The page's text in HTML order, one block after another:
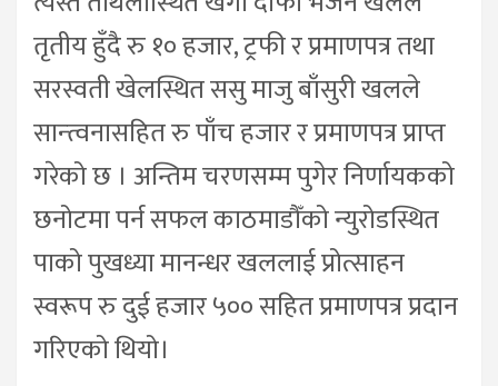
तृतीय हुँदै रु १० हजार, ट्रफी र प्रमाणपत्र तथा
सरस्वती खेलस्थित ससु माजु बाँसुरी खलले
सान्त्वनासहित रु पाँच हजार र प्रमाणपत्र प्राप्त
गरेको छ । अन्तिम चरणसम्म पुगेर निर्णायकको
छनोटमा पर्न सफल काठमाडौँको न्युरोडस्थित
पाको पुखध्या मानन्धर खललाई प्रोत्साहन
स्वरूप रु दुई हजार ५०० सहित प्रमाणपत्र प्रदान
गरिएको थियो।